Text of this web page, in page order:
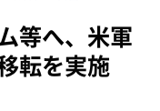
等へ、米軍
転を実施